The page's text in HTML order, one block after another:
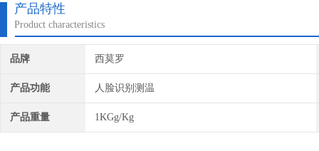
产品特性
Product characteristics
品牌 西莫罗
产品功能 人脸识别测温
产品重量 1KGg/Kg